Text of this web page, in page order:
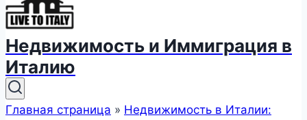
Недвижимость и Иммиграция в
Италию
Главная страница » Недвижимость в Италии: